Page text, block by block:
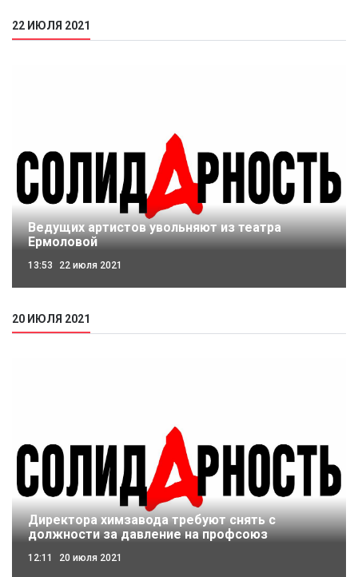
22 ИЮЛЯ 2021
Ведущих артистов увольняют из театра
Ермоловой
13:53 22 июля 2021
20 ИЮЛЯ 2021
Директора химзавода требуют снять с
должности за давление на профсоюз
12:11 20 июля 2021